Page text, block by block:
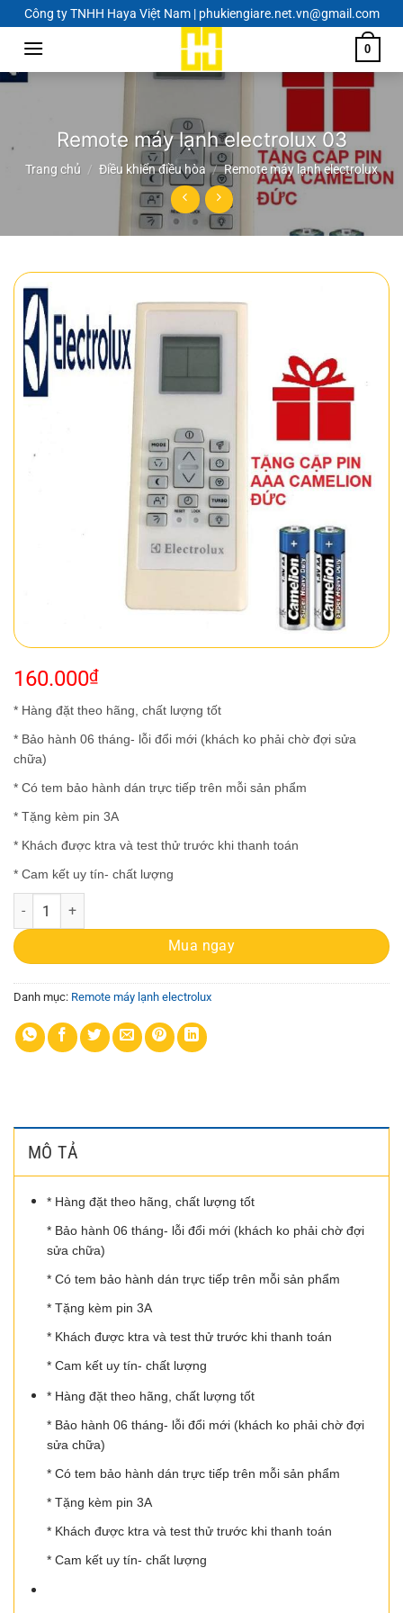
Chuyển
đến
dung
Công ty TNHH Haya Việt Nam | phukiengiare.net.vn@gmail.com
0
Remote máy lạnh electrolux 03
Trang chủ / Điều khiển điều hòa / Remote máy lạnh electrolux
160.000₫
* Hàng đặt theo hãng, chất lượng tốt
* Bảo hành 06 tháng- lỗi đổi mới (khách ko phải chờ đợi sửa
chữa)
* Có tem bảo hành dán trực tiếp trên mỗi sản phẩm
* Tặng kèm pin 3A
* Khách được ktra và test thử trước khi thanh toán
* Cam kết uy tín- chất lượng
Remote máy lạnh electrolux 03 số lượng
Mua ngay
Danh mục: Remote máy lạnh electrolux
MÔ TẢ
* Hàng đặt theo hãng, chất lượng tốt
* Bảo hành 06 tháng- lỗi đổi mới (khách ko phải chờ đợi
sửa chữa)
* Có tem bảo hành dán trực tiếp trên mỗi sản phẩm
* Tặng kèm pin 3A
* Khách được ktra và test thử trước khi thanh toán
* Cam kết uy tín- chất lượng
* Hàng đặt theo hãng, chất lượng tốt
* Bảo hành 06 tháng- lỗi đổi mới (khách ko phải chờ đợi
sửa chữa)
* Có tem bảo hành dán trực tiếp trên mỗi sản phẩm
* Tặng kèm pin 3A
* Khách được ktra và test thử trước khi thanh toán
* Cam kết uy tín- chất lượng